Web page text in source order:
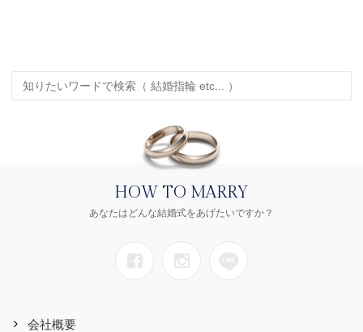
HOW TO MARRY
あなたはどんな結婚式をあげたいですか？
会社概要